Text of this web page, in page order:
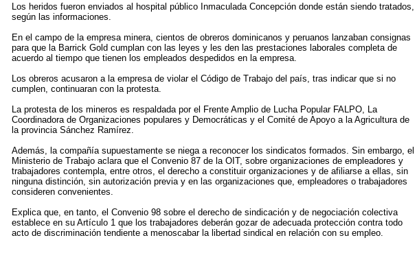
Los heridos fueron enviados al hospital público Inmaculada Concepción donde están siendo tratados,
según las informaciones.
En el campo de la empresa minera, cientos de obreros dominicanos y peruanos lanzaban consignas
para que la Barrick Gold cumplan con las leyes y les den las prestaciones laborales completa de
acuerdo al tiempo que tienen los empleados despedidos en la empresa.
Los obreros acusaron a la empresa de violar el Código de Trabajo del país, tras indicar que si no
cumplen, continuaran con la protesta.
La protesta de los mineros es respaldada por el Frente Amplio de Lucha Popular FALPO, La
Coordinadora de Organizaciones populares y Democráticas y el Comité de Apoyo a la Agricultura de
la provincia Sánchez Ramírez.
Además, la compañía supuestamente se niega a reconocer los sindicatos formados. Sin embargo, el
Ministerio de Trabajo aclara que el Convenio 87 de la OIT, sobre organizaciones de empleadores y
trabajadores contempla, entre otros, el derecho a constituir organizaciones y de afiliarse a ellas, sin
ninguna distinción, sin autorización previa y en las organizaciones que, empleadores o trabajadores
consideren convenientes.
Explica que, en tanto, el Convenio 98 sobre el derecho de sindicación y de negociación colectiva
establece en su Artículo 1 que los trabajadores deberán gozar de adecuada protección contra todo
acto de discriminación tendiente a menoscabar la libertad sindical en relación con su empleo.